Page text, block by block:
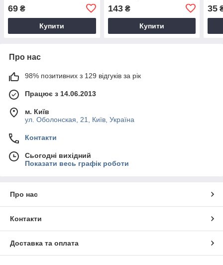
69 ₴
Купити
143₴
Купити
35
Про нас
98% позитивних з 129 відгуків за рік
Працює з 14.06.2013
м. Київ
ул. Оболонская, 21, Київ, Україна
Контакти
Сьогодні вихідний
Показати весь графік роботи
Про нас
Контакти
Доставка та оплата